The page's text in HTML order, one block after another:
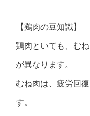
【鶏肉の豆知識】
鶏肉といても、む
が異なります。
むね肉は、疲労回
す。